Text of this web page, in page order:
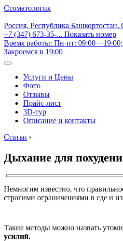
Стоматология
Россия, Республика
+7 (347) 673-35-... Показать номер
Время работы: Пн-пт: 09:00—19:00;
Закроемся в 19:00
Услуги и Цены
Фото
Отзывы
Прайс-лист
3D-тур
Описание и контакты
Статьи ›
Дыхание для
Немногим известно, что
строгими ограничениями в еде и
Такие методы можно назвать
усилий.